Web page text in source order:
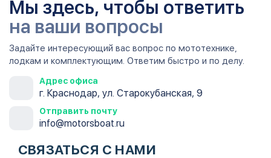
Мы здесь, чтобы ответить
на ваши вопросы
Задайте интересующий вас вопрос по мототехнике,
лодкам и комплектующим. Ответим быстро и по делу.
Адрес офиса
г. Краснодар, ул. Старокубанская, 9
Отправить почту
info@motorsboat.ru
СВЯЗАТЬСЯ С НАМИ